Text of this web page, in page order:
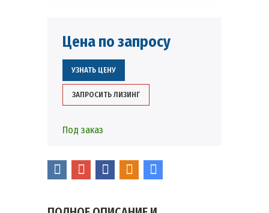
Цена по запросу
УЗНАТЬ ЦЕНУ
ЗАПРОСИТЬ ЛИЗИНГ
Под заказ